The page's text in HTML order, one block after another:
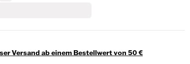
Versand ab einem Bestellwert von 50 €